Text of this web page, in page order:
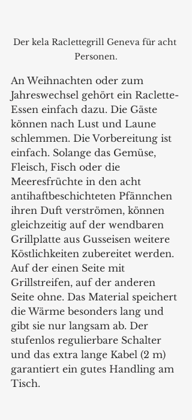
Der kela Raclettegrill Geneva für acht
Personen.
An Weihnachten oder zum
Jahreswechsel gehört ein Raclette-
Essen einfach dazu. Die Gäste
können nach Lust und Laune
schlemmen. Die Vorbereitung ist
einfach. Solange das Gemüse,
Fleisch, Fisch oder die
Meeresfrüchte in den acht
antihaftbeschichteten Pfännchen
ihren Duft verströmen, können
gleichzeitig auf der wendbaren
Grillplatte aus Gusseisen weitere
Köstlichkeiten zubereitet werden.
Auf der einen Seite mit
Grillstreifen, auf der anderen
Seite ohne. Das Material speichert
die Wärme besonders lang und
gibt sie nur langsam ab. Der
stufenlos regulierbare Schalter
und das extra lange Kabel (2 m)
garantiert ein gutes Handling am
Tisch.